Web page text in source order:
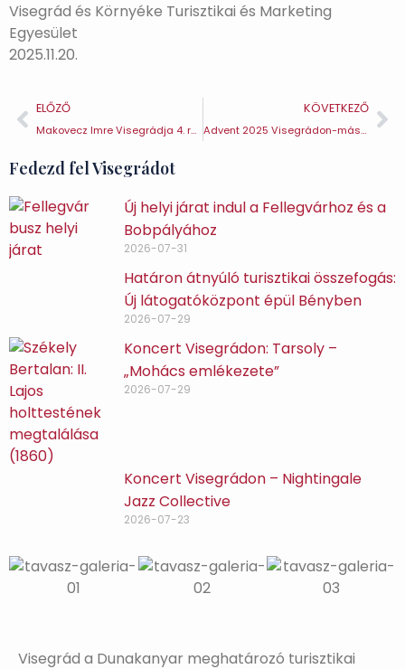
Visegrád és Környéke Turisztikai és Marketing
Egyesület
2025.11.20.
ELŐZŐ
Makovecz Imre Visegrádja 4. rész – Mogyoróhegy Étterem
KÖVETKEZŐ
Advent 2025 Visegrádon-második gyertya
Fedezd fel Visegrádot
Új helyi járat indul a Fellegvárhoz és a
Bobpályához
2026-07-31
Határon átnyúló turisztikai összefogás:
Új látogatóközpont épül Bényben
2026-07-29
Koncert Visegrádon: Tarsoly –
„Mohács emlékezete”
2026-07-29
Koncert Visegrádon – Nightingale
Jazz Collective
2026-07-23
Visegrád a Dunakanyar meghatározó turisztikai